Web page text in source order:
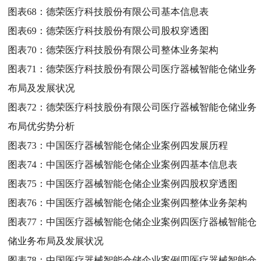
图表68：德荣医疗科技股份有限公司基本信息表
图表69：德荣医疗科技股份有限公司股权穿透图
图表70：德荣医疗科技股份有限公司整体业务架构
图表71：德荣医疗科技股份有限公司医疗器械智能仓储业务
布局及发展状况
图表72：德荣医疗科技股份有限公司医疗器械智能仓储业务
布局优劣势分析
图表73：中国医疗器械智能仓储企业案例四发展历程
图表74：中国医疗器械智能仓储企业案例四基本信息表
图表75：中国医疗器械智能仓储企业案例四股权穿透图
图表76：中国医疗器械智能仓储企业案例四整体业务架构
图表77：中国医疗器械智能仓储企业案例四医疗器械智能仓
储业务布局及发展状况